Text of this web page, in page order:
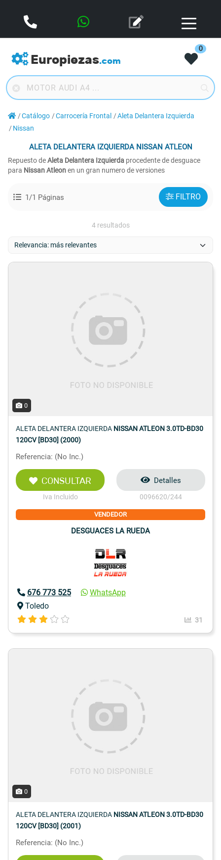
Europiezas.com
0
Catálogo Carrocería Frontal
Aleta Delantera Izquierda
Nissan
ALETA DELANTERA IZQUIERDANISSAN ATLEON
Repuesto deAleta Delantera Izquierda procedente de desguace
para Nissan Atleonen un gran numero de versiones
1/1 Páginas FILTRO
4 resultados
0
ALETA DELANTERA IZQUIERDA NISSAN ATLEON 3.0TD-BD30
120CV [BD30] (2000)
Referencia: (No Inc.)
CONSULTAR
Iva Incluido
Detalles
0096620/244
VENDEDOR
DESGUACES LA RUEDA
676 773 525
WhatsApp
Toledo
31
0
ALETA DELANTERA IZQUIERDA NISSAN ATLEON 3.0TD-BD30
120CV [BD30] (2001)
Referencia: (No Inc.)